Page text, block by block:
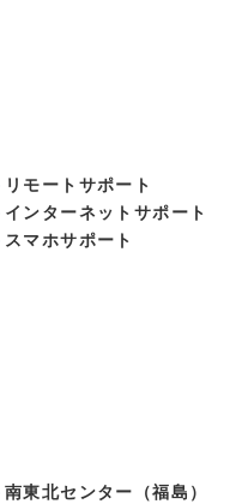
リモートサポート
インターネットサポート
スマホサポート
南東北センター（福島）